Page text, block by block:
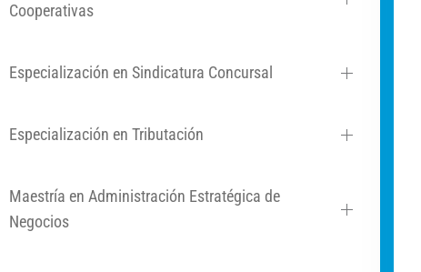
Cooperativas
Especialización en Sindicatura Concursal
Especialización en Tributación
Maestría en Administración Estratégica de
Negocios